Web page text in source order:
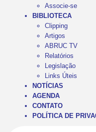
Associe-se
BIBLIOTECA
Clipping
Artigos
ABRUC TV
Relatórios
Legislação
Links Úteis
NOTÍCIAS
AGENDA
CONTATO
POLÍTICA DE